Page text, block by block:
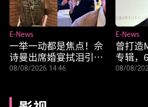
一举一动都是焦点！佘
诗曼出席婚宴拭泪引猜
测
E-News
08/08/2026 14:46
曾打
专辑，
作人家
E-News
08/08/